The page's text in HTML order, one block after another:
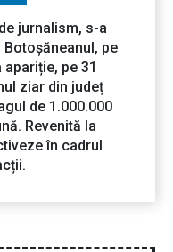
jurnalism, s-a
pe
pe 31
ziar din județ
de 1.000.000
Revenită la
în cadrul